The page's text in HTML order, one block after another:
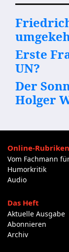
Erste
UN?
Der
Holger
Online-Rubriken
Vom Fachmann
Humorkritik
Audio
Das Heft
Aktuelle Ausgabe
Abonnieren
Archiv